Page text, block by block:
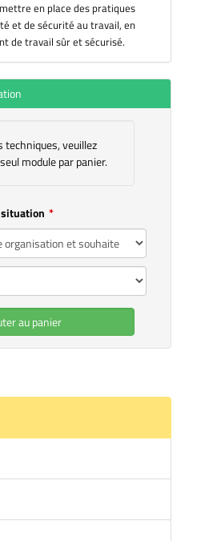
en place des pratiques
et de sécurité au travail, en
de travail sûr et sécurisé.
techniques, veuillez
module par panier.
au panier